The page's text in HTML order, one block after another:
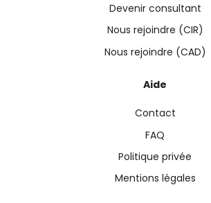
Devenir consultant
Nous rejoindre (CIR)
Nous rejoindre (CAD)
Aide
Contact
FAQ
Politique privée
Mentions légales